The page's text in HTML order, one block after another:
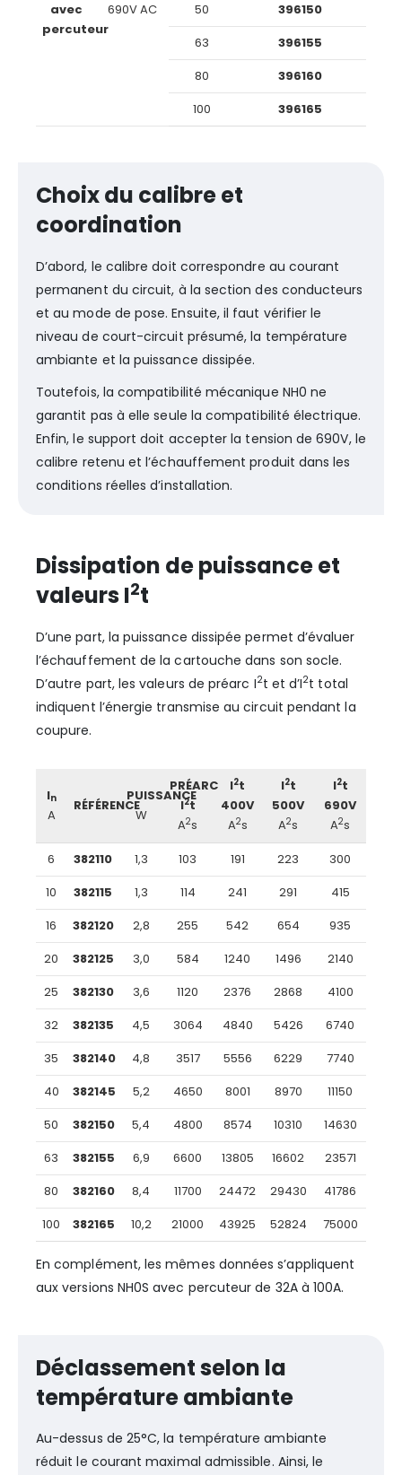
avec
percuteur
690V AC 50
396150
63
396155
80
396160
100
396165
Choix du calibre et
coordination
D’abord, le calibre doit correspondre au courant
permanent du circuit, à la section des conducteurs
et au mode de pose. Ensuite, il faut vérifier le
niveau de court-circuit présumé, la température
ambiante et la puissance dissipée.
Toutefois, la compatibilité mécanique NH0 ne
garantit pas à elle seule la compatibilité électrique.
Enfin, le support doit accepter la tension de 690V, le
calibre retenu et l’échauffement produit dans les
conditions réelles d’installation.
Dissipation de puissance et
valeurs I2t
D’une part, la puissance dissipée permet d’évaluer
l’échauffement de la cartouche dans son socle.
D’autre part, les valeurs de préarc I2t et d’I2t total
indiquent l’énergie transmise au circuit pendant la
coupure.
In
A
RÉFÉRENCE
PUISSANCE
W
PRÉARC
I2t
A2s
I2t
400V
A2s
I2t
500V
A2s
I2t
690V
A2s
6
382110 1,3 103 191 223
300
10
382115 1,3 114 241 291
415
16
382120 2,8 255 542 654
935
20
382125 3,0 584 1240 1496
2140
25
382130 3,6 1120 2376 2868
4100
32
382135 4,5 3064 4840 5426
6740
35
382140 4,8 3517 5556 6229
7740
40
382145 5,2 4650 8001 8970
11150
50
382150 5,4 4800 8574 10310
14630
63
382155 6,9 6600 13805 16602
23571
80
382160 8,4 11700 24472 29430
41786
100
382165 10,2 21000 43925 52824 75000
En complément, les mêmes données s’appliquent
aux versions NH0S avec percuteur de 32A à 100A.
Déclassement selon la
température ambiante
Au-dessus de 25°C, la température ambiante
réduit le courant maximal admissible. Ainsi, le